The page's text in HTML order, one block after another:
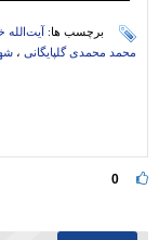
برچسب ها:
محمد محمدی گلپایگانی ،
0